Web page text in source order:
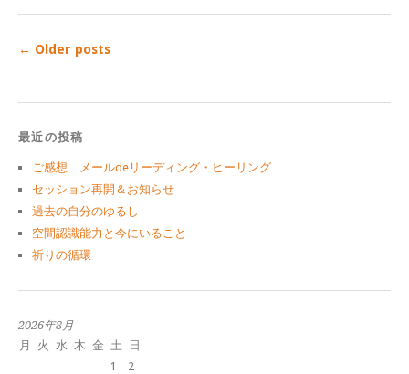
← Older posts
最近の投稿
ご感想 メールdeリーディング・ヒーリング
セッション再開＆お知らせ
過去の自分のゆるし
空間認識能力と今にいること
祈りの循環
2026年8月
月
火 水 木 金 土
日
1
2